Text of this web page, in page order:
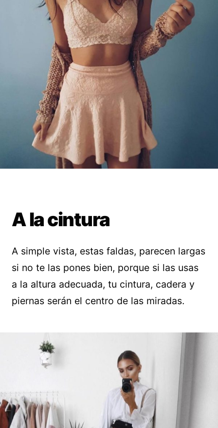
A la cintura
A simple vista, estas faldas, parecen largas
si no te las pones bien, porque si las usas
a la altura adecuada, tu cintura, cadera y
piernas serán el centro de las miradas.